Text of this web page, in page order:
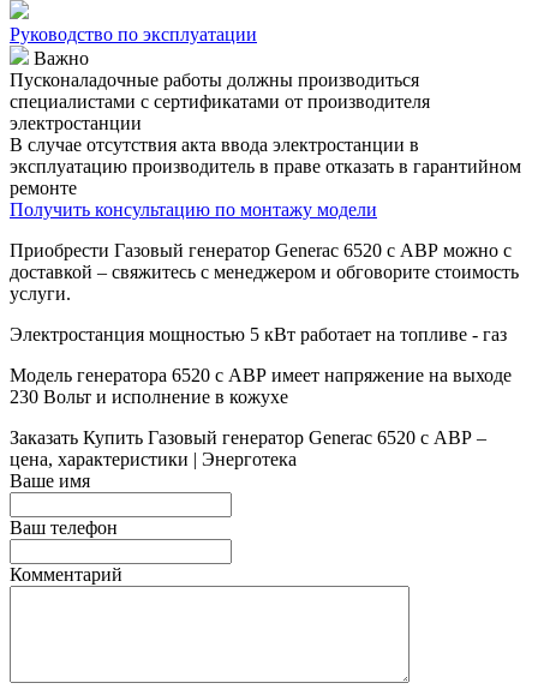
Руководство по эксплуатации
Важно
Пусконаладочные работы должны производиться
специалистами с сертификатами от производителя
электростанции
В случае отсутствия акта ввода электростанции в
эксплуатацию производитель в праве отказать в гарантийном
ремонте
Получить консультацию по монтажу модели
Приобрести Газовый генератор Generac 6520 с АВР можно с
доставкой – свяжитесь с менеджером и обговорите стоимость
услуги.
Электростанция мощностью 5 кВт работает на топливе - газ
Модель генератора 6520 с АВР имеет напряжение на выходе
230 Вольт и исполнение в кожухе
Заказать Купить Газовый генератор Generac 6520 с АВР –
цена, характеристики | Энерготека
Ваше имя
Ваш телефон
Комментарий